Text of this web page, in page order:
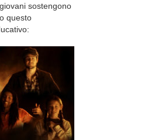
sostengono
questo